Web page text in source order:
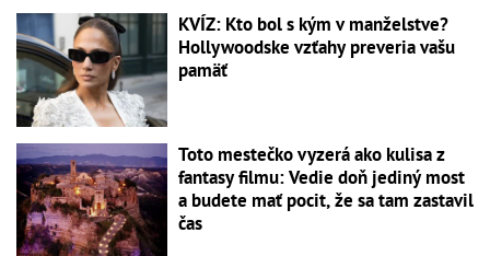
KVÍZ: Kto bol s kým v manželstve?
Hollywoodske vzťahy preveria vašu
pamäť
Toto mestečko vyzerá ako kulisa z
fantasy filmu: Vedie doň jediný most
a budete mať pocit, že sa tam zastavil
čas